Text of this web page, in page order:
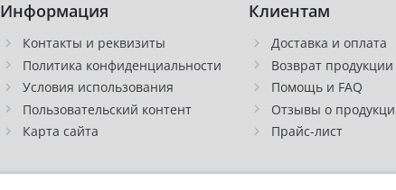
Информация
Контакты и реквизиты
Политика конфиденциальности
Условия использования
Пользовательский контент
Карта сайта
Клиентам
Доставка и оплата
Возврат продукции
Помощь и FAQ
Отзывы о
Прайс-лист